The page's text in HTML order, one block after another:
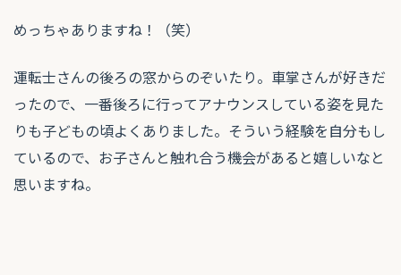
めっちゃありますね！（笑）
運転士さんの後ろの窓からのぞいたり。車掌さんが好きだ
ったので、一番後ろに行ってアナウンスしている姿を見た
りも子どもの頃よくありました。そういう経験を自分もし
ているので、お子さんと触れ合う機会があると嬉しいなと
思いますね。